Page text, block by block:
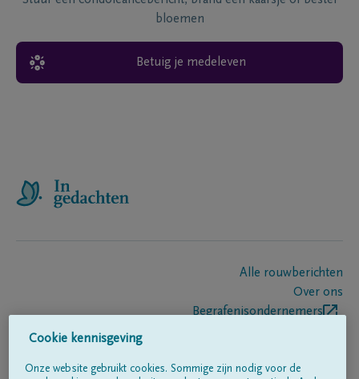
bloemen
Betuig je medeleven
Alle rouwberichten
Over ons
Begrafenisondernemers
Cookie kennisgeving
Onze website gebruikt cookies. Sommige zijn nodig voor de